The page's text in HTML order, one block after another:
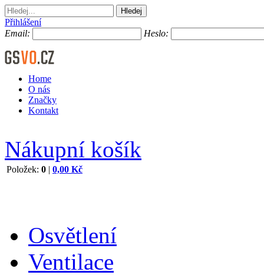
Přihlášení
Email:
Heslo:
Home
O nás
Značky
Kontakt
Nákupní košík
Položek: 0 | 0,00 Kč
Osvětlení
Ventilace